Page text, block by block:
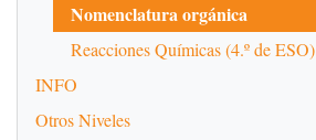
Nomenclatura orgánica
Reacciones Químicas (4.º de ESO)
INFO
Otros Niveles